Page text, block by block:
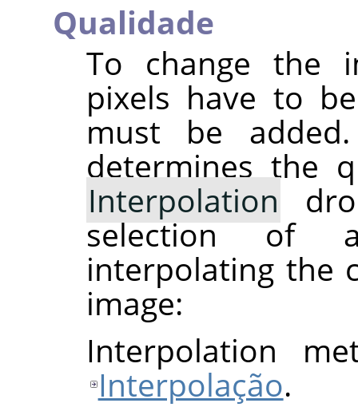
Qualidade
To change the
pixels have to
must be
determines the
Interpolation
selection of
interpolating the
image:
Interpolation
Interpolação.